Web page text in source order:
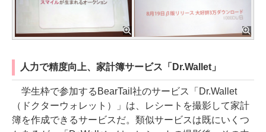
人力で精度向上、家計簿サービス「Dr.Wallet」
学生枠で参加するBearTail社のサービス「Dr.Wallet
（ドクターウォレット）」は、レシートを撮影して家計
簿を作成できるサービスだ。類似サービスは既にいくつ